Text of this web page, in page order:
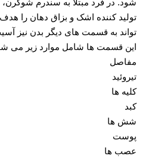
تولید کننده اشک و بزاق دهان را
تواند به قسمت های دیگر بدن نیز
این قسمت ها شامل موارد زیر می
مفاصل
تیروئید
کلیه ها
کبد
شش ها
پوست
عصب ها